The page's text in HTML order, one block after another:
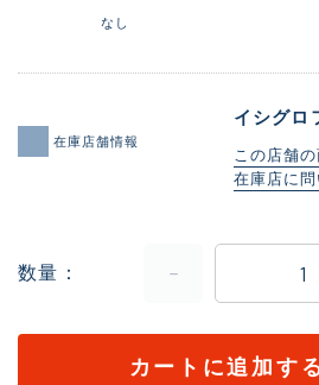
なし
在庫店舗情報
イシグロ
この店舗
在庫店に
数量
カートに追加す